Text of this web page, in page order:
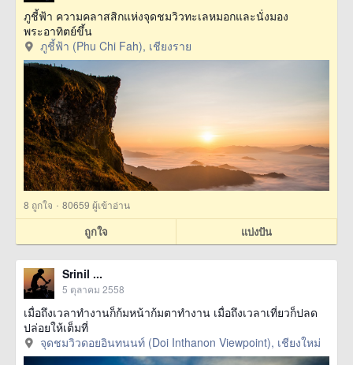
ภูชี้ฟ้า ความคลาสสิกแห่งจุดชมวิวทะเลหมอกและนั่งมอง
พระอาทิตย์ขึ้น
ภูชี้ฟ้า (Phu Chi Fah), เชียงราย
8 ถูกใจ · 80659 ผู้เข้าอ่าน
ถูกใจ แบ่งปัน
Srinil ...
5 ตุลาคม 2558
เมื่อถึงเวลาทำงานก็ก้มหน้าก้มตาทำงาน เมื่อถึงเวลาเที่ยวก็ปลด
ปล่อยให้เต็มที่
จุดชมวิวดอยอินทนนท์ (Doi Inthanon Viewpoint), เชียงใหม่